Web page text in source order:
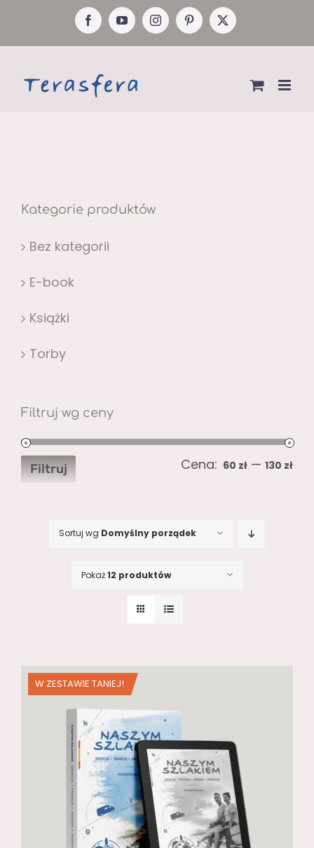
zawartości
FacebookYouTubeInstagramPinterestX
Sortuj wg Domyślny porządek
Pokaż12 produktów
W ZESTAWIE TANIEJ!
Kategorie produktów
Bez kategorii
E-book
Książki
Torby
Filtruj wg ceny
Filtruj Cena: 60 zł — 130 zł